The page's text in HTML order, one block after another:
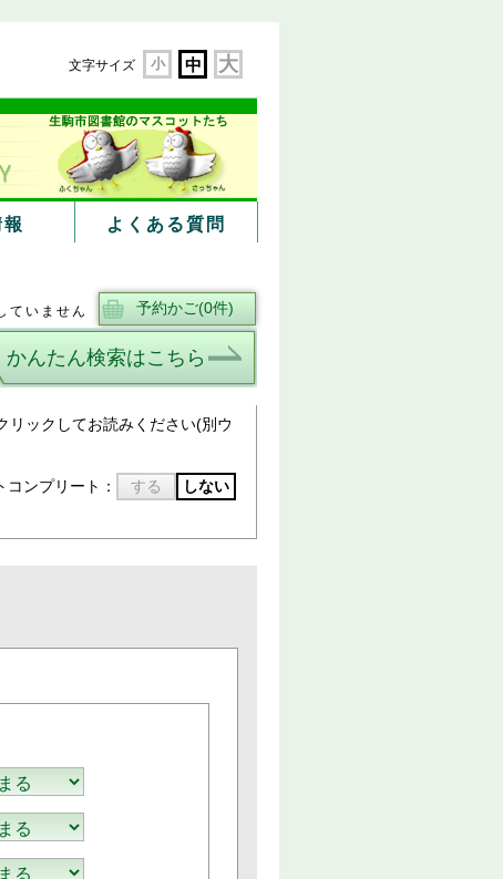
文字サイズ 小 中 大
よくある質問
ていません
かんたん検索はこちら
リックしてお読みください(別ウ
コンプリート： する しない